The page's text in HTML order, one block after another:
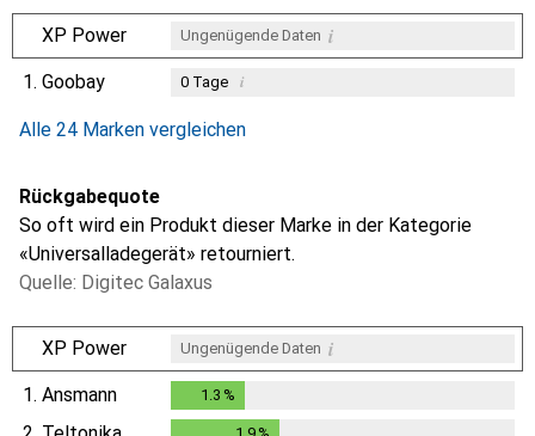
XP Power Ungenügende Daten i
1. Goobay 0Tage i
Alle 24 Marken vergleichen
Rückgabequote
So oft wird ein Produkt dieser Marke in der Kategorie
«Universalladegerät» retourniert.
Quelle: Digitec Galaxus
XP Power Ungenügende Daten i
1. Ansmann 1.3 %